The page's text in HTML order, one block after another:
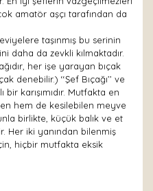
amatör aşçı tarafından da
taşınmış bu serinin
daha da zevkli kılmaktadır.
her işe yarayan bıçak
denebilir.) ‘‘Şef Bıçağı’’ ve
bir karışımıdır. Mutfakta en
hem de kesilebilen meyve
birlikte, küçük balık ve et
Her iki yanından bilenmiş
hiçbir mutfakta eksik